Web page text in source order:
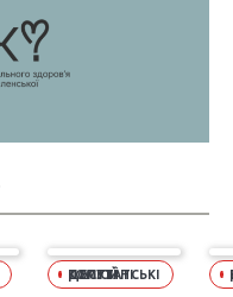
ПОСТІЙНІ ДЕПУТАТСЬКІ КОМІСІЇ